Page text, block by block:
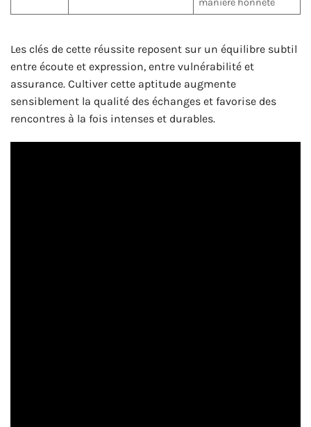
manière honnête
Les clés de cette réussite reposent sur un équilibre subtil
entre écoute et expression, entre vulnérabilité et
assurance. Cultiver cette aptitude augmente
sensiblement la qualité des échanges et favorise des
rencontres à la fois intenses et durables.